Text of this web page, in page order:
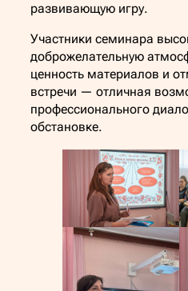
развивающую игру.
Участники семинара
доброжелательную
ценность материалов и
встречи — отличная
профессионального
обстановке.